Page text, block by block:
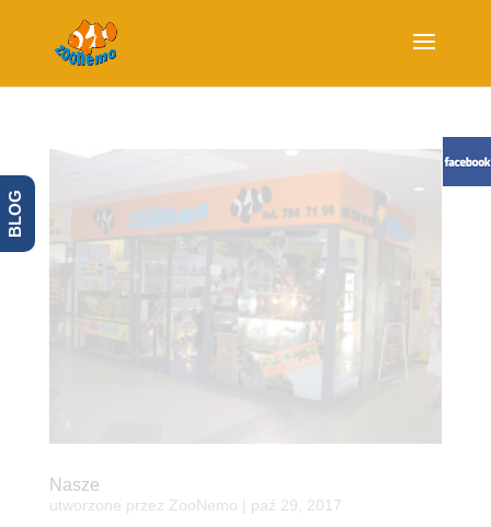
Nasze
utworzone przez ZooNemo paź 29, 2017
BLOG